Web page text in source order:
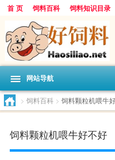
首 页 饲料百科 饲料知识目录
网站导航
> 饲料百科 > 饲料颗粒机喂牛
饲料颗粒机喂牛好不好